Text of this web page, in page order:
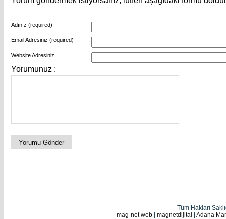
Adınız (required) :
Email Adresiniz (required) :
Website Adresiniz :
Yorumunuz :
Tüm Hakları
mag-net web
magnetdijital Adana